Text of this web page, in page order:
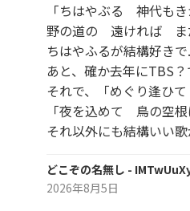
「ちはやぶる　神代も
野の道の　遠ければ　
ちはやふるが結構好きで
あと、確か去年にTBS
それで、「めぐり逢ひ
「夜を込めて　鳥の空
それ以外にも結構いい
どこぞの名無し -
2026年8月5日